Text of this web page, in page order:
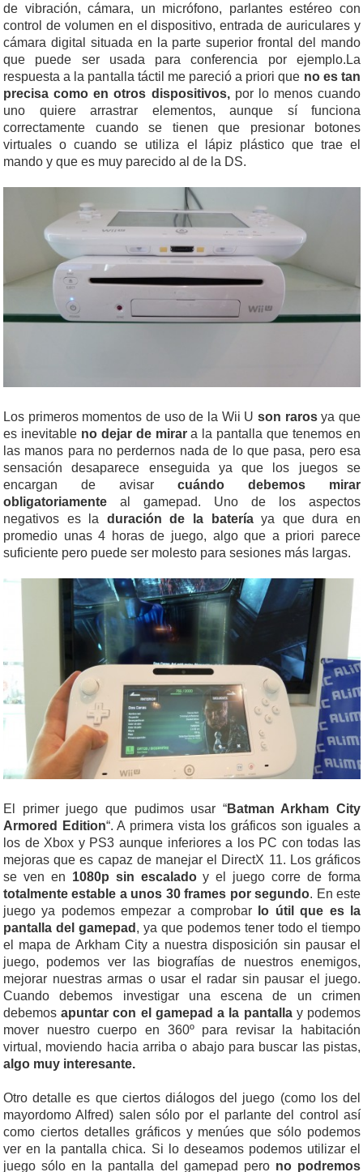
de vibración, cámara, un micrófono, parlantes estéreo con
control de volumen en el dispositivo, entrada de auriculares y
cámara digital situada en la parte superior frontal del mando
que puede ser usada para conferencia por ejemplo.La
respuesta a la pantalla táctil me pareció a priori que no es tan
precisa como en otros dispositivos,por lo menos cuando
uno quiere arrastrar elementos, aunque sí funciona
correctamente cuando se tienen que presionar botones
virtuales o cuando se utiliza el lápiz plástico que trae el
mando y que es muy parecido al de la DS.
Los primeros momentos de uso de la Wii U son rarosya que
es inevitable no dejar de mirara la pantalla que tenemos en
las manos para no perdernos nada de lo que pasa, pero esa
sensación desaparece enseguida ya que los juegos se
encargan de avisar cuándo debemos mirar
obligatoriamente al gamepad. Uno de los aspectos
negativos es la duración de la bateríaya que dura en
promedio unas 4 horas de juego, algo que a priori parece
suficiente pero puede ser molesto para sesiones más largas.
El primer juego que pudimos usar “Batman Arkham City
Armored Edition“. A primera vista los gráficos son iguales a
los de Xbox y PS3 aunque inferiores a los PC con todas las
mejoras que es capaz de manejar el DirectX 11. Los gráficos
se ven en 1080p sin escaladoy el juego corre de forma
totalmente estable a unos 30 frames por segundo. En este
juego ya podemos empezar a comprobar lo útil que es la
pantalla del gamepad , ya que podemos tener todo el tiempo
el mapa de Arkham City a nuestra disposición sin pausar el
juego, podemos ver las biografías de nuestros enemigos,
mejorar nuestras armas o usar el radar sin pausar el juego.
Cuando debemos investigar una escena de un crimen
debemosapuntar con el gamepad a la pantallay podemos
mover nuestro cuerpo en 360º para revisar la habitación
virtual, moviendo hacia arriba o abajo para buscar las pistas,
algo muy interesante.
Otro detalle es que ciertos diálogos del juego (como los del
mayordomo Alfred) salen sólo por el parlante del control así
como ciertos detalles gráficos y menúes que sólo podemos
ver en la pantalla chica. Si lo deseamos podemos utilizar el
juego sólo en la pantalla del gamepad pero no podremos